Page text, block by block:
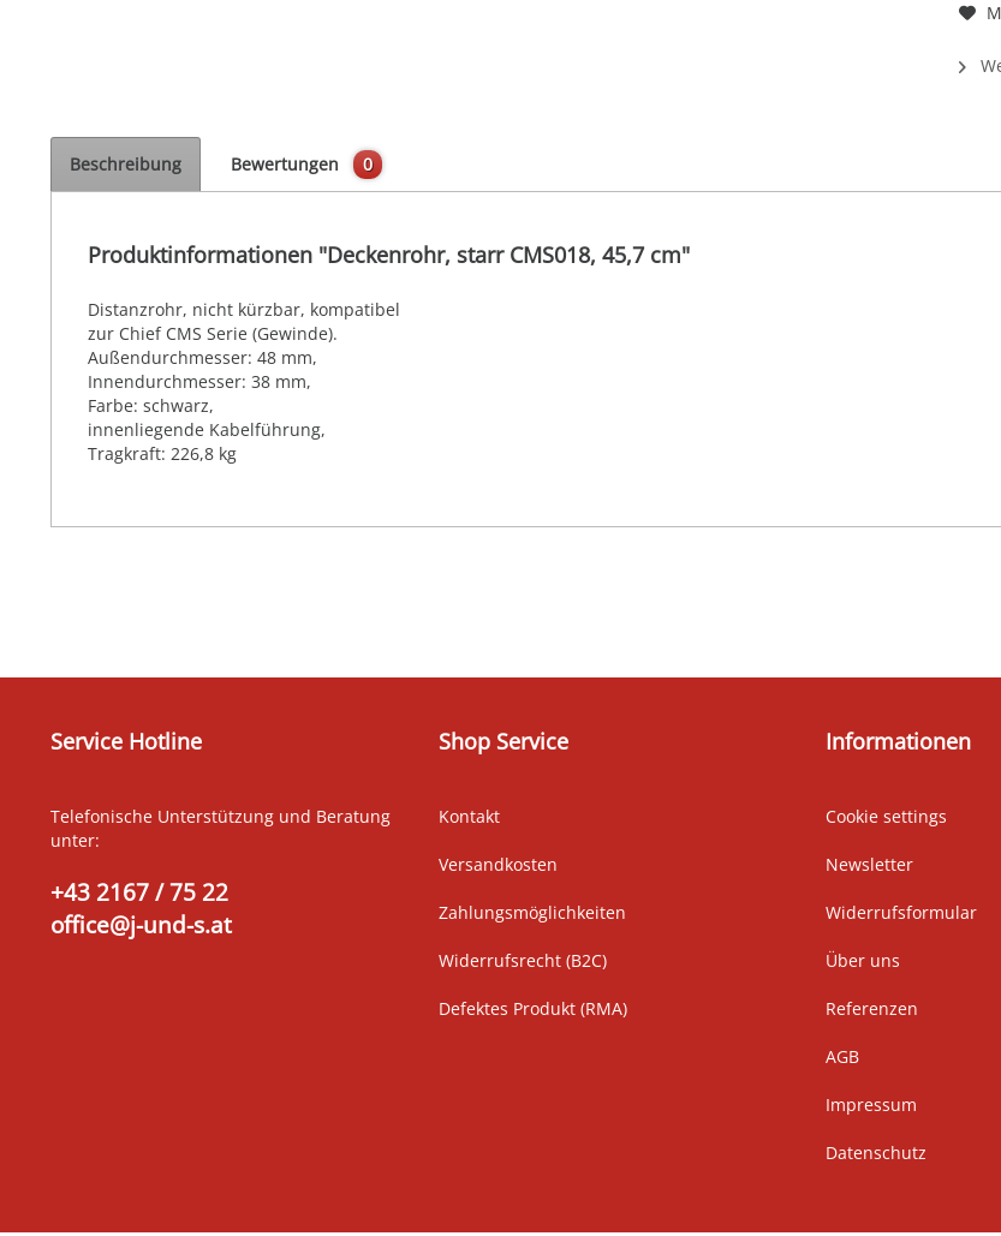
Beschreibung Bewertungen 0
Produktinformationen "Deckenrohr, starr CMS018, 45,7 cm"
Distanzrohr, nicht kürzbar, kompatibel
zur Chief CMS Serie (Gewinde).
Außendurchmesser: 48 mm,
Innendurchmesser: 38 mm,
Farbe: schwarz,
innenliegende Kabelführung,
Tragkraft: 226,8 kg
Service Hotline
Telefonische Unterstützung und Beratung
unter:
+43 2167 / 75 22
office@j-und-s.at
Shop Service
Kontakt
Versandkosten
Zahlungsmöglichkeiten
Widerrufsrecht (B2C)
Defektes Produkt (RMA)
Informationen
Cookie settings
Newsletter
Widerrufsformular
Über uns
Referenzen
AGB
Impressum
Datenschutz